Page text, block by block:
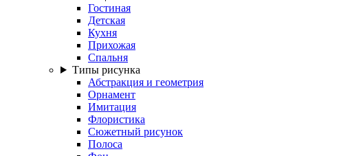
Гостиная
Детская
Кухня
Прихожая
Спальня
Типы рисунка
Абстракция и геометрия
Орнамент
Имитация
Флористика
Сюжетный рисунок
Полоса